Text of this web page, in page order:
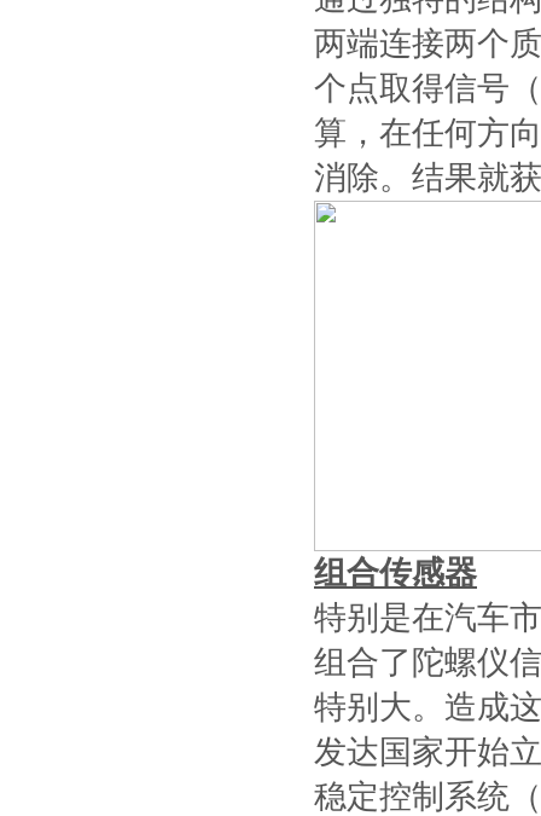
两端连接两个
个点取得信号
算，在任何方
消除。结果就
组合传感器
特别是在汽车
组合了陀螺仪
特别大。造成
发达国家开始
稳定控制系统